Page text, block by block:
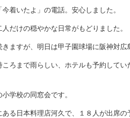
着いたよ」の電話。安心しました。
だけの穏やかな日常がもどりました。
ますが、明日は甲子園球場に阪神対広
ころまで雨らしい、ホテルも予約して
学校の同窓会です。
る日本料理店河久で、１８人が出席の